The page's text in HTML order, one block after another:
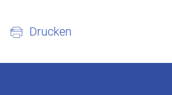
Drucken